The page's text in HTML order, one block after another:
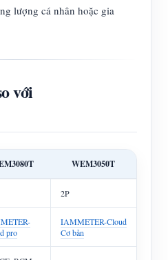
lượng cá nhân hoặc gia
với
WEM3050T
2P
pro
IAMMETER-Cloud
Cơ bản